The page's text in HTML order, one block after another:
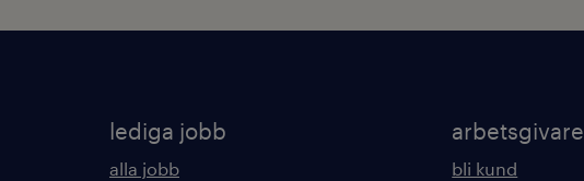
lediga jobb
alla jobb
arbetsgivare
bli kund